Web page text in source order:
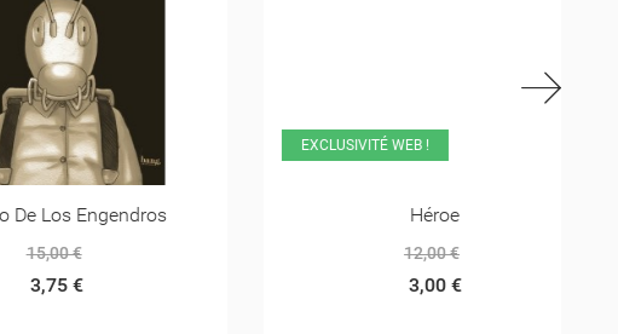
Engendros
EXCLUSIVITÉ WEB !